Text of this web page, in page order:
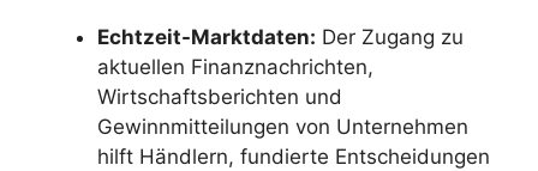
Echtzeit-Marktdaten: Der Zugang zu
aktuellen Finanznachrichten,
Wirtschaftsberichten und
Gewinnmitteilungen von Unternehmen
hilft Händlern, fundierte Entscheidungen